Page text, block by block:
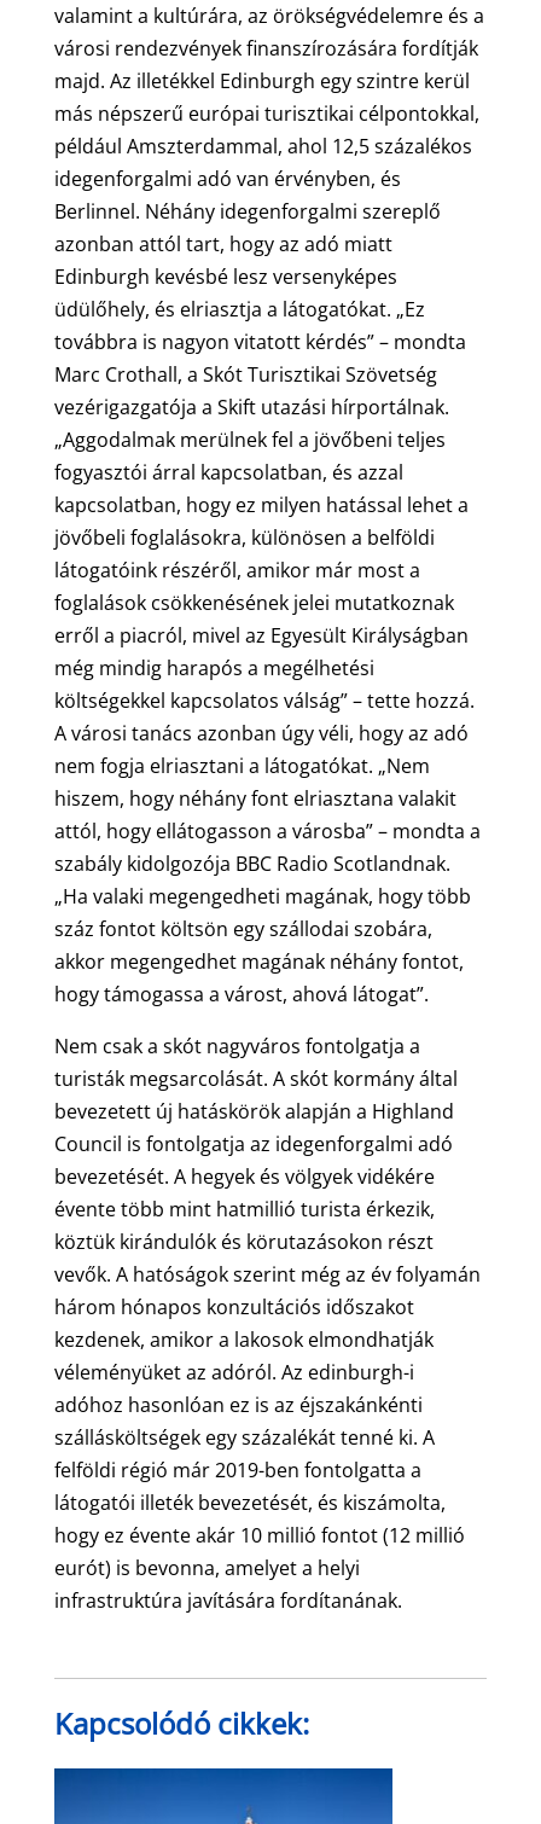
valamint a kultúrára, az örökségvédelemre és a
városi rendezvények finanszírozására fordítják
majd. Az illetékkel Edinburgh egy szintre kerül
más népszerű európai turisztikai célpontokkal,
például Amszterdammal, ahol 12,5 százalékos
idegenforgalmi adó van érvényben, és
Berlinnel. Néhány idegenforgalmi szereplő
azonban attól tart, hogy az adó miatt
Edinburgh kevésbé lesz versenyképes
üdülőhely, és elriasztja a látogatókat. „Ez
továbbra is nagyon vitatott kérdés” – mondta
Marc Crothall, a Skót Turisztikai Szövetség
vezérigazgatója a Skift utazási hírportálnak.
„Aggodalmak merülnek fel a jövőbeni teljes
fogyasztói árral kapcsolatban, és azzal
kapcsolatban, hogy ez milyen hatással lehet a
jövőbeli foglalásokra, különösen a belföldi
látogatóink részéről, amikor már most a
foglalások csökkenésének jelei mutatkoznak
erről a piacról, mivel az Egyesült Királyságban
még mindig harapós a megélhetési
költségekkel kapcsolatos válság” – tette hozzá.
A városi tanács azonban úgy véli, hogy az adó
nem fogja elriasztani a látogatókat. „Nem
hiszem, hogy néhány font elriasztana valakit
attól, hogy ellátogasson a városba” – mondta a
szabály kidolgozója BBC Radio Scotlandnak.
„Ha valaki megengedheti magának, hogy több
száz fontot költsön egy szállodai szobára,
akkor megengedhet magának néhány fontot,
hogy támogassa a várost, ahová látogat”.
Nem csak a skót nagyváros fontolgatja a
turisták megsarcolását. A skót kormány által
bevezetett új hatáskörök alapján a Highland
Council is fontolgatja az idegenforgalmi adó
bevezetését. A hegyek és völgyek vidékére
évente több mint hatmillió turista érkezik,
köztük kirándulók és körutazásokon részt
vevők. A hatóságok szerint még az év folyamán
három hónapos konzultációs időszakot
kezdenek, amikor a lakosok elmondhatják
véleményüket az adóról. Az edinburgh-i
adóhoz hasonlóan ez is az éjszakánkénti
szállásköltségek egy százalékát tenné ki. A
felföldi régió már 2019-ben fontolgatta a
látogatói illeték bevezetését, és kiszámolta,
hogy ez évente akár 10 millió fontot (12 millió
eurót) is bevonna, amelyet a helyi
infrastruktúra javítására fordítanának.
Kapcsolódó cikkek: